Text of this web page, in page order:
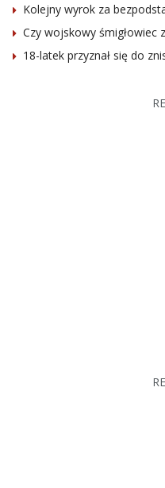
Kolejny wyrok za
Czy wojskowy śmigłowiec
18-latek przyznał się do